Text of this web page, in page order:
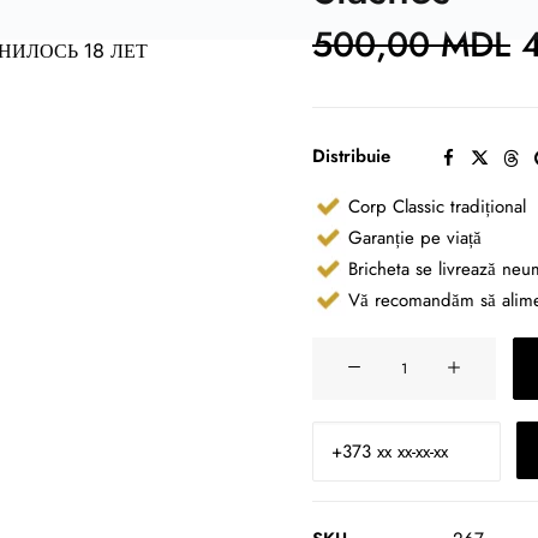
500,00MDL
Distribuie
Corp Classic tradițional
Garanție pe viață
Bricheta se livrează
Vă recomandăm să
Street
18 ЛЕТ